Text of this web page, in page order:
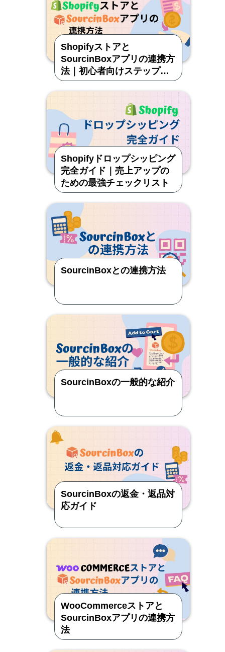
Shopifyストアと
SourcinBoxアプリの連携方
法｜初心者向けステップガ
イド
Shopifyドロップシッピング
完全ガイド｜売上アップの
ための最強チェックリスト
SourcinBoxとの連携方法
SourcinBoxの一般的な紹介
SourcinBoxの返金・返品対
応ガイド
WooCommerceストアと
SourcinBoxアプリの連携方
法